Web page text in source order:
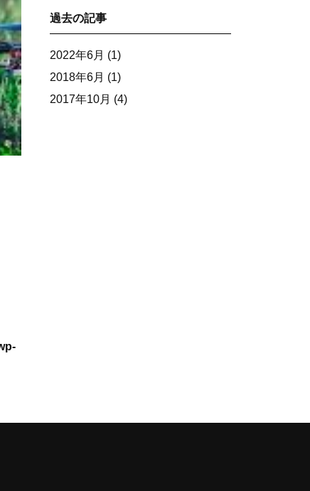
過去の記事
2022年6月 (1)
2018年6月 (1)
2017年10月 (4)